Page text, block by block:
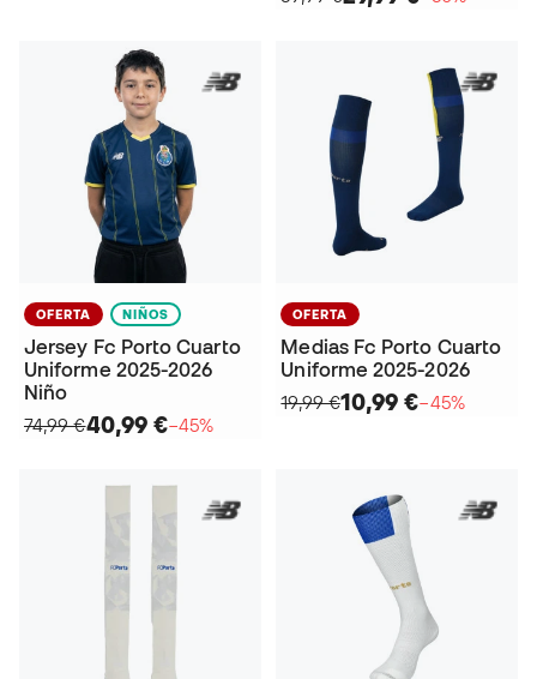
OFERTA NIÑOS
Jersey Fc Porto Cuarto
Uniforme 2025-2026
Niño
74,99 €40,99 €−45%
OFERTA
Medias Fc Porto Cuarto
Uniforme 2025-2026
19,99 €10,99 €−45%